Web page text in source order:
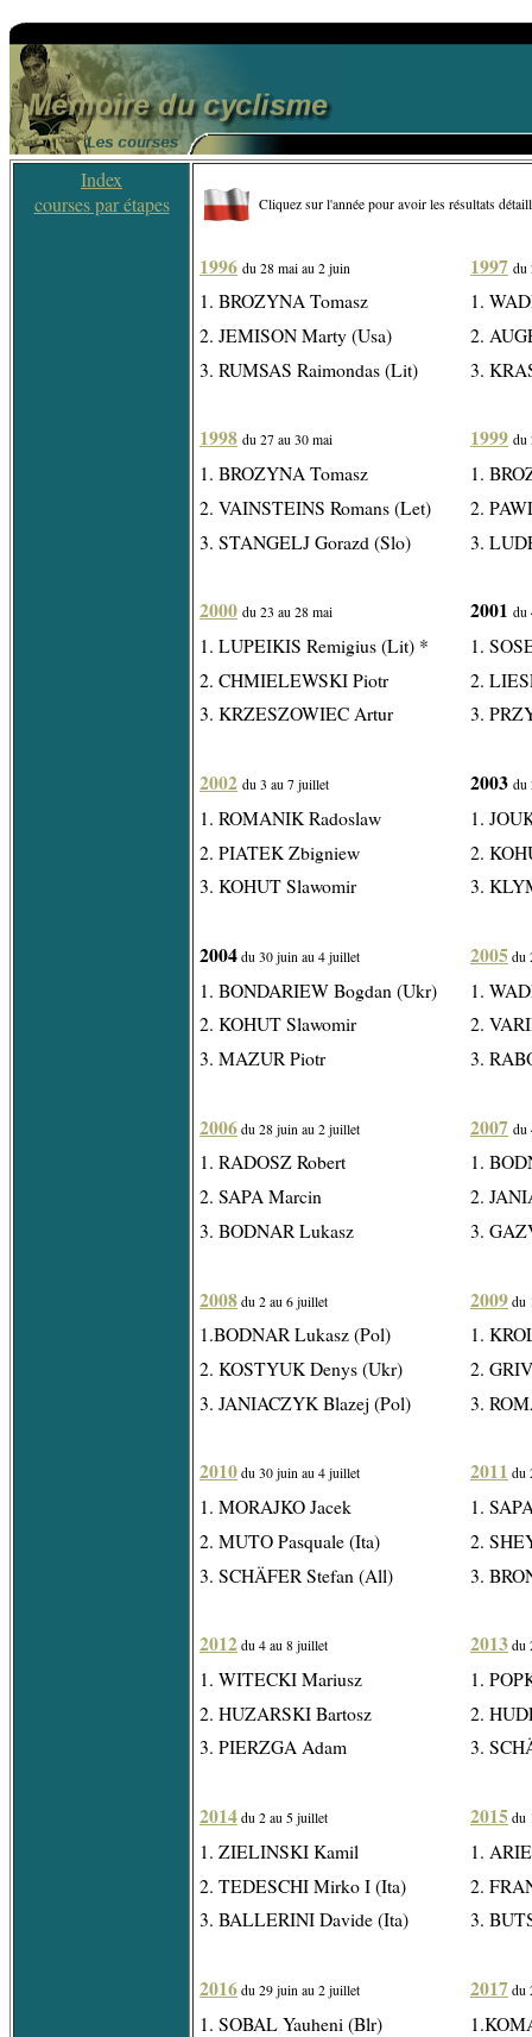
Index
courses par étapes
Cliquez sur l'année pour avoir les résultats
1996 du 28 mai au 2 juin
1. BROZYNA Tomasz
2. JEMISON Marty (Usa)
3. RUMSAS Raimondas (Lit)
1998 du 27 au 30 mai
1. BROZYNA Tomasz
2. VAINSTEINS Romans (Let)
3. STANGELJ Gorazd (Slo)
2000 du 23 au 28 mai
1. LUPEIKIS Remigius (Lit) *
2. CHMIELEWSKI Piotr
3. KRZESZOWIEC Artur
2002 du 3 au 7 juillet
1. ROMANIK Radoslaw
2. PIATEK Zbigniew
3. KOHUT Slawomir
2004 du 30 juin au 4 juillet
1. BONDARIEW Bogdan (Ukr)
2. KOHUT Slawomir
3. MAZUR Piotr
2006 du 28 juin au 2 juillet
1. RADOSZ Robert
2. SAPA Marcin
3. BODNAR Lukasz
2008 du 2 au 6 juillet
1.BODNAR Lukasz (Pol)
2. KOSTYUK Denys (Ukr)
3. JANIACZYK Blazej (Pol)
2010 du 30 juin au 4 juillet
1. MORAJKO Jacek
2. MUTO Pasquale (Ita)
3. SCHÄFER Stefan (All)
2012 du 4 au 8 juillet
1. WITECKI Mariusz
2. HUZARSKI Bartosz
3. PIERZGA Adam
2014 du 2 au 5 juillet
1. ZIELINSKI Kamil
2. TEDESCHI Mirko I (Ita)
3. BALLERINI Davide (Ita)
2016 du 29 juin au 2 juillet
1. SOBAL Yauheni (Blr)
1997 du
1.
2.
3.
1999 du
1.
2.
3.
2001 du
1.
2.
3.
2003 du
1.
2.
3.
2005 du
1.
2.
3.
2007 du
1.
2.
3.
2009 du
1.
2.
3.
2011 du
1.
2.
3.
2013 du
1.
2.
3.
2015 du
1.
2.
3.
2017 du